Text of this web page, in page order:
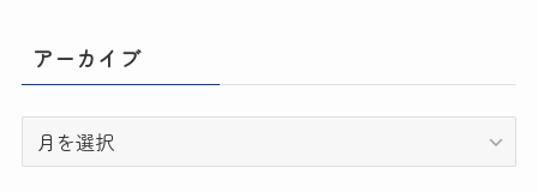
リ
ー
アーカイブ
ー